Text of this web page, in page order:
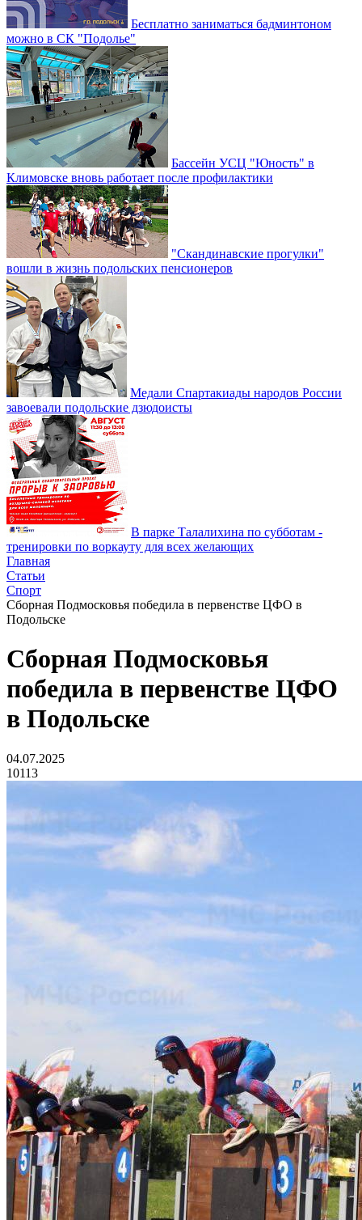
Бесплатно заниматься бадминтоном
можно в СК "Подолье"
Бассейн УСЦ "Юность" в
Климовске вновь работает после профилактики
"Скандинавские прогулки"
вошли в жизнь подольских пенсионеров
Медали Спартакиады народов России
завоевали подольские дзюдоисты
В парке Талалихина по субботам -
тренировки по воркауту для всех желающих
Главная
Статьи
Спорт
Сборная Подмосковья победила в первенстве ЦФО в
Подольске
Сборная Подмосковья
победила в первенстве ЦФО
в Подольске
04.07.2025
10113